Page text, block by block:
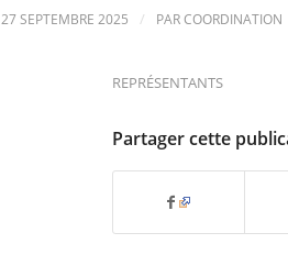
27 SEPTEMBRE 2025 / PARCOORDINATION
REPRÉSENTANTS
Partager cette